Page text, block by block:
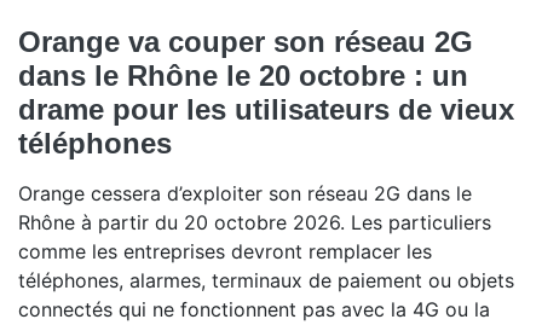
Orange va couper son réseau 2G
dans le Rhône le 20 octobre : un
drame pour les utilisateurs de vieux
téléphones
Orange cessera d’exploiter son réseau 2G dans le
Rhône à partir du 20 octobre 2026. Les particuliers
comme les entreprises devront remplacer les
téléphones, alarmes, terminaux de paiement ou objets
connectés qui ne fonctionnent pas avec la 4G ou la